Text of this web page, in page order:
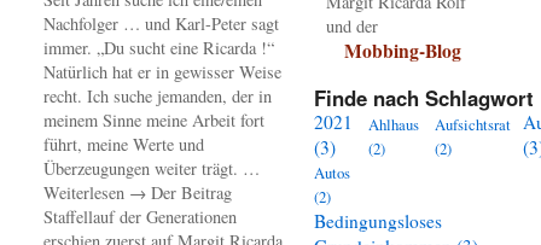
Nachfolger … und Karl-Peter sagt
immer. „Du sucht eine Ricarda !“
Natürlich hat er in gewisser Weise
recht. Ich suche jemanden, der in
meinem Sinne meine Arbeit fort
führt, meine Werte und
Überzeugungen weiter trägt. …
Weiterlesen → Der Beitrag
Staffellauf der Generationen
und der
Mobbing-Blog
Finde nach Schlagwort
2021
(3)
Ahlhaus
(2)
Aufsichtsrat
(2)
Autos
(2)
Bedingungsloses